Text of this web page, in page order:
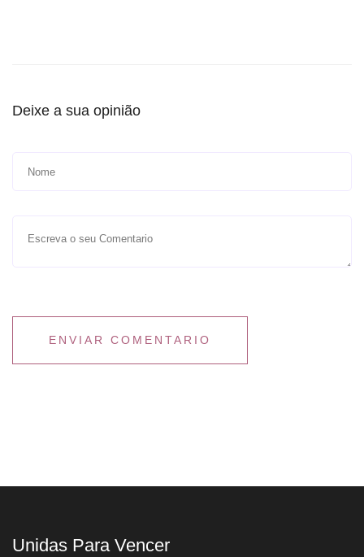
Deixe a sua opinião
Unidas Para Vencer